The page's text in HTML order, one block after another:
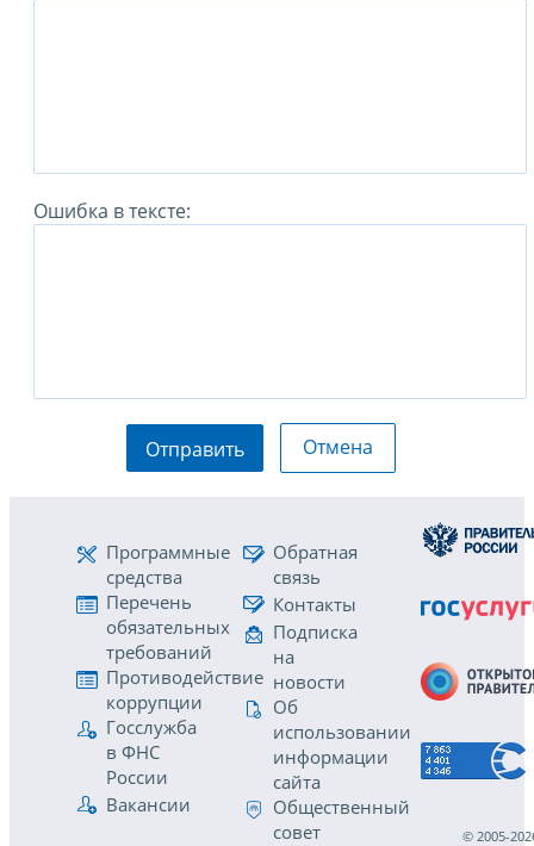
Ошибка в тексте:
Отправить Отмена
Программные
средства
Перечень
обязательных
требований
Противодействие
коррупции
Госслужба
в ФНС
России
Вакансии
Обратная
связь
Контакты
Подписка
на
новости
Об
использовании
информации
сайта
Общественный
совет
© 2005-